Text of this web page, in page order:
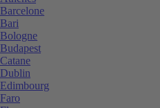
Barcelone
Bari
Bologne
Budapest
Catane
Dublin
Edimbourg
Faro